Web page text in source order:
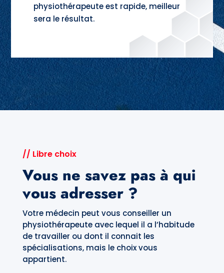
physiothérapeute est rapide, meilleur
sera le résultat.
// Libre choix
Vous ne savez pas à qui
vous adresser ?
Votre médecin peut vous conseiller un
physiothérapeute avec lequel il a l’habitude
de travailler ou dont il connait les
spécialisations, mais le choix vous
appartient.